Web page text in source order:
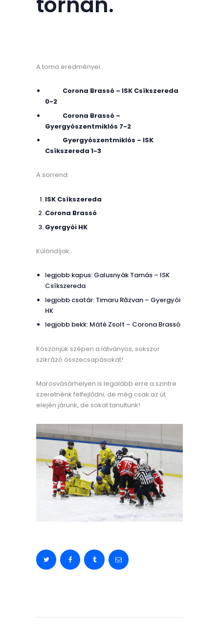
A torna eredményei:
Corona Brassó – ISK Csíkszereda
0-2
Corona Brassó –
Gyergyószentmiklós 7-2
Gyergyószentmiklós – ISK
Csíkszereda 1-3
A sorrend:
ISK Csíkszereda
Corona Brassó
Gyergyói HK
Különdíjak:
legjobb kapus: Galusnyák Tamás – ISK
Csíkszereda
legjobb csatár: Timaru Răzvan – Gyergyói
HK
legjobb bekk: Máté Zsolt – Corona Brassó
Köszönjük szépen a látványos, sokszor
szikrázó összecsapásokat!
Marosvásárhelyen is legalább erre a szintre
szeretnénk felfejlődni, de még csak az út
elején járunk, de sokat tanultunk!
Bejegyzés